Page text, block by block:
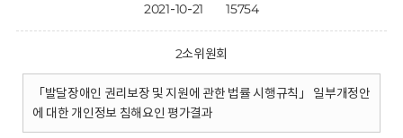
2021-10-21 15754
2소위원회
「발달장애인 권리보장 및 지원에 관한 법률 시행규칙」 일부개정안
에 대한 개인정보 침해요인 평가결과